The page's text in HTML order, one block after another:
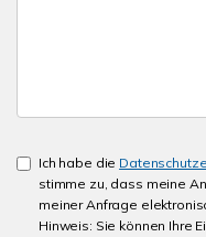
Ich habe die
stimme zu, dass meine
meiner Anfrage
Hinweis: Sie können Ihre